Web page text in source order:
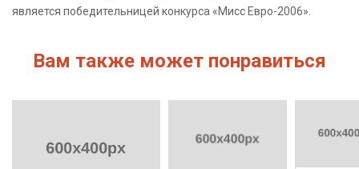
является победительницей конкурса «Мисс Евро-2006».
Вам также может понравиться